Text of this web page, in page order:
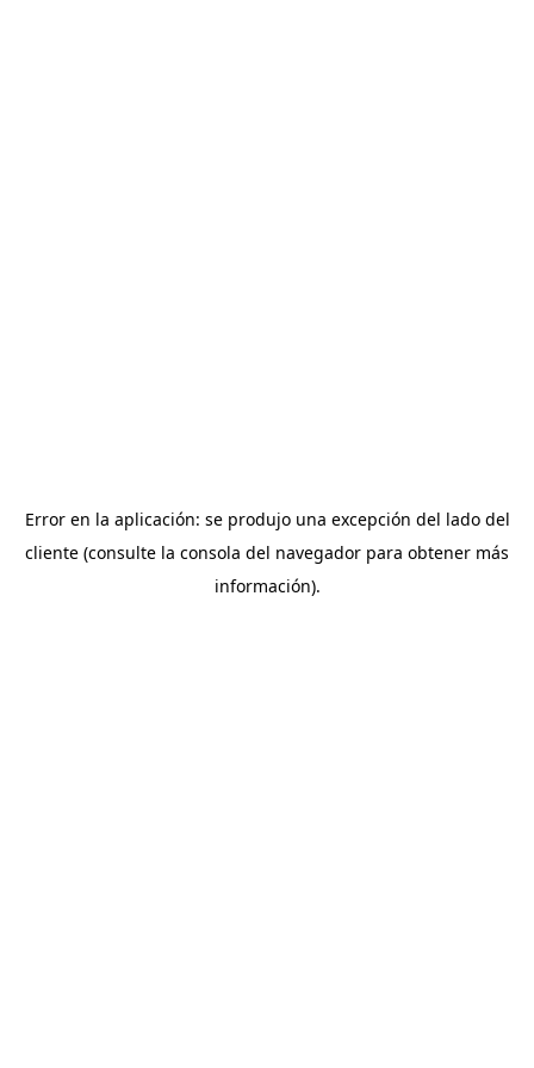
Error en la aplicación: se produjo una excepción del lado del
cliente (consulte la consola del navegador para obtener más
información).